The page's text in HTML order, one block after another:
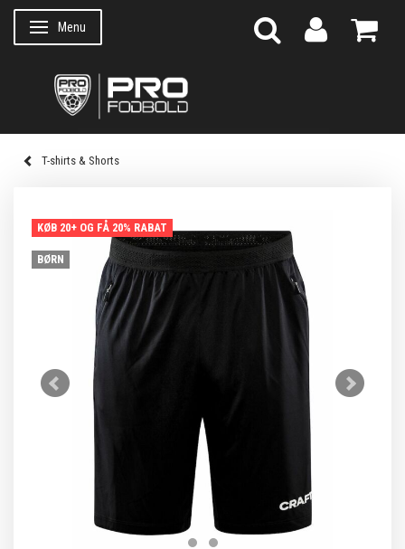
Skifte navigation
Menu
T-shirts & Shorts
KØB 20+ OG FÅ 20% RABAT
BØRN